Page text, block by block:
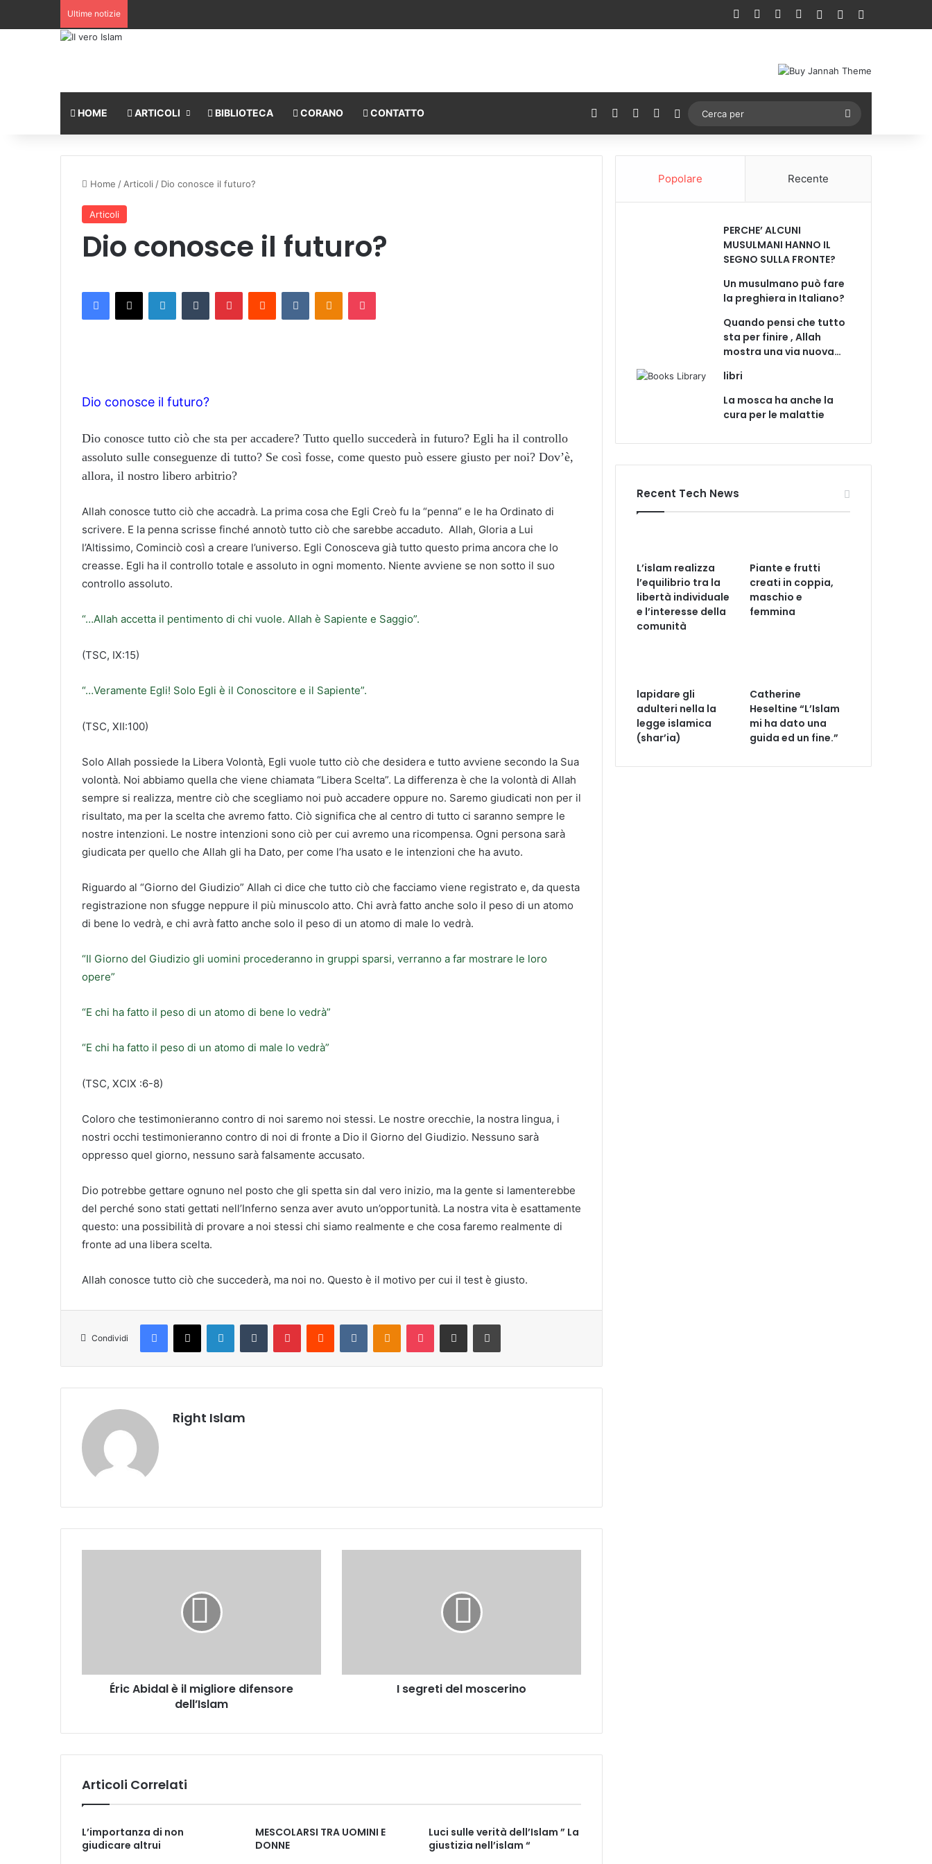
Ultime notizie Facebook You TubeInstagram
AccediUn articolo a
HOME ARTICOLI BIBLIOTECA CORANO CONTATTO Facebook You TubeInstagram
Cambia aspetto
per
Home / Articoli / Dio conosce il futuro?
Articoli
Dio conosce il futuro?
Dio conosce il futuro?
Dio conosce tutto ciò che sta per accadere? Tutto quello succederà in futuro? Egli ha il controllo
assoluto sulle conseguenze di tutto? Se così fosse, come questo può essere giusto per noi? Dov’è,
allora, il nostro libero arbitrio?
Allah conosce tutto ciò che accadrà. La prima cosa che Egli Creò fu la “penna” e le ha Ordinato di
scrivere. E la penna scrisse finché annotò tutto ciò che sarebbe accaduto. Allah, Gloria a Lui
l’Altissimo, Cominciò così a creare l’universo. Egli Conosceva già tutto questo prima ancora che lo
creasse. Egli ha il controllo totale e assoluto in ogni momento. Niente avviene se non sotto il suo
controllo assoluto.
“…Allah accetta il pentimento di chi vuole. Allah è Sapiente e Saggio”.
(TSC, IX:15)
“…Veramente Egli! Solo Egli è il Conoscitore e il Sapiente”.
(TSC, XII:100)
Solo Allah possiede la Libera Volontà, Egli vuole tutto ciò che desidera e tutto avviene secondo la Sua
volontà. Noi abbiamo quella che viene chiamata “Libera Scelta”. La differenza è che la volontà di Allah
sempre si realizza, mentre ciò che scegliamo noi può accadere oppure no. Saremo giudicati non per il
risultato, ma per la scelta che avremo fatto. Ciò significa che al centro di tutto ci saranno sempre le
nostre intenzioni. Le nostre intenzioni sono ciò per cui avremo una ricompensa. Ogni persona sarà
giudicata per quello che Allah gli ha Dato, per come l’ha usato e le intenzioni che ha avuto.
Riguardo al “Giorno del Giudizio” Allah ci dice che tutto ciò che facciamo viene registrato e, da questa
registrazione non sfugge neppure il più minuscolo atto. Chi avrà fatto anche solo il peso di un atomo
di bene lo vedrà, e chi avrà fatto anche solo il peso di un atomo di male lo vedrà.
“Il Giorno del Giudizio gli uomini procederanno in gruppi sparsi, verranno a far mostrare le loro
opere”
“E chi ha fatto il peso di un atomo di bene lo vedrà”
“E chi ha fatto il peso di un atomo di male lo vedrà”
(TSC, XCIX :6-8)
Coloro che testimonieranno contro di noi saremo noi stessi. Le nostre orecchie, la nostra lingua, i
nostri occhi testimonieranno contro di noi di fronte a Dio il Giorno del Giudizio. Nessuno sarà
oppresso quel giorno, nessuno sarà falsamente accusato.
Dio potrebbe gettare ognuno nel posto che gli spetta sin dal vero inizio, ma la gente si lamenterebbe
del perché sono stati gettati nell’Inferno senza aver avuto un’opportunità. La nostra vita è esattamente
questo: una possibilità di provare a noi stessi chi siamo realmente e che cosa faremo realmente di
fronte ad una libera scelta.
Allah conosce tutto ciò che succederà, ma noi no. Questo è il motivo per cui il test è giusto.
Condividi
Right Islam
Éric Abidal è il migliore difensore
dell’Islam
I segreti del moscerino
Articoli Correlati
L’importanza di non
giudicare altrui
MESCOLARSI TRA UOMINI E
DONNE
Luci sulle verità dell’Islam ” La
giustizia nell’islam “
Popolare Recente
PERCHE’ ALCUNI
MUSULMANI HANNO IL
SEGNO SULLA FRONTE?
Un musulmano può fare
la preghiera in Italiano?
Quando pensi che tutto
sta per finire , Allah
mostra una via nuova…
libri
La mosca ha anche la
cura per le malattie
Recent Tech News
L’islam realizza
l’equilibrio tra la
libertà individuale
e l’interesse della
comunità
Piante e frutti
creati in coppia,
maschio e
femmina
lapidare gli
adulteri nella la
legge islamica
(shar’ia)
Catherine
Heseltine “L’Islam
mi ha dato una
guida ed un fine.”